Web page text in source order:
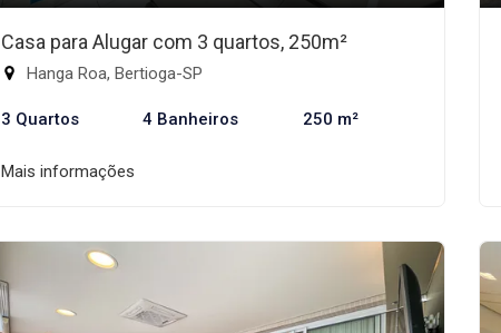
Casa para Alugar com 3 quartos, 250m²
Hanga Roa, Bertioga-SP
3 Quartos 4 Banheiros 250 m²
Mais informações